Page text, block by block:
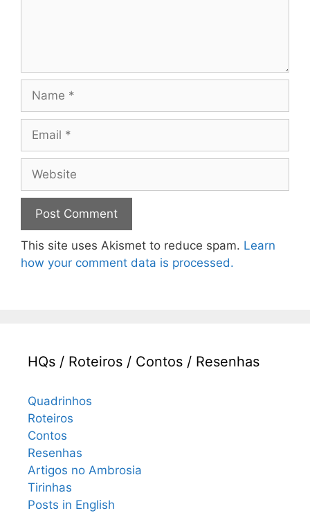
This site uses Akismet to reduce spam. Learn
how your comment data is processed.
HQs / Roteiros / Contos / Resenhas
Quadrinhos
Roteiros
Contos
Resenhas
Artigos no Ambrosia
Tirinhas
Posts in English